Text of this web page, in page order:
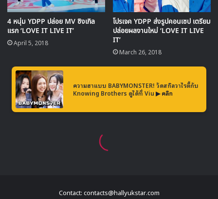
Contact: contacts@hallyukstar.com